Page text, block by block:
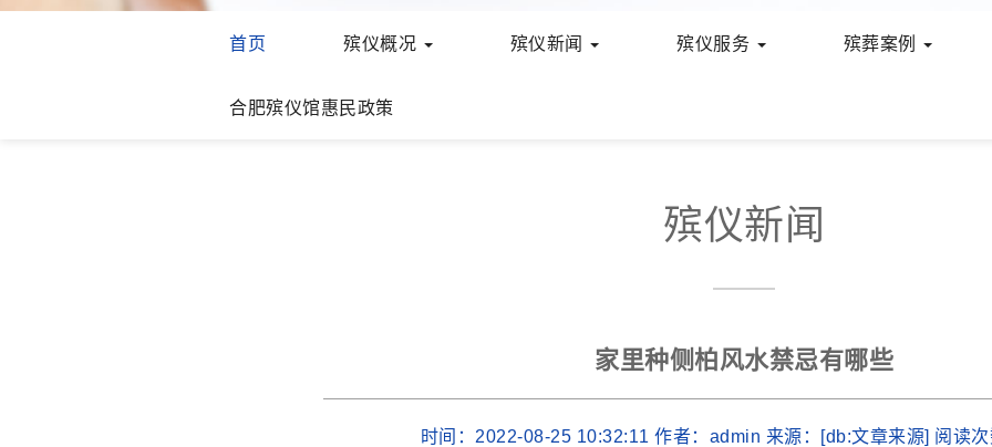
首页 殡仪概况 殡仪新闻 殡仪服务 殡葬案例
合肥殡仪馆惠民政策
殡仪新闻
家里种侧柏风水禁忌有哪些
时间：2022-08-25 10:32:11 作者：admin 来源：[db:文章来源] 阅读